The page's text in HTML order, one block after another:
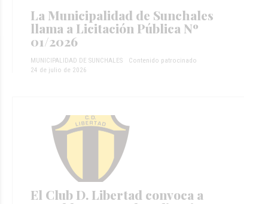
La Municipalidad de Sunchales
llama a Licitación Pública Nº
01/2026
MUNICIPALIDAD DE SUNCHALES
Contenido patrocinado
24 de julio de 2026
El Club D. Libertad convoca a